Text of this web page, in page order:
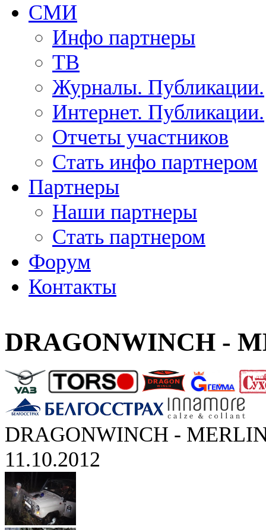
СМИ
Инфо партнеры
ТВ
Журналы. Публикации.
Интернет. Публикации.
Отчеты участников
Стать инфо партнером
Партнеры
Наши партнеры
Стать партнером
Форум
Контакты
DRAGONWINCH -
DRAGONWINCH -
11.10.2012